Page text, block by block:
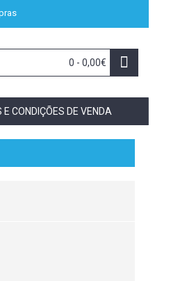
0 - 0,00€
CONDIÇÕES DE VENDA